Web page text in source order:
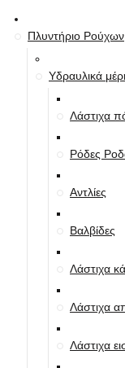
Πλυντήριο Ρούχων
Υδραυλικά
Λάστιχα
Ρόδες
Αντλίες
Βαλβίδες
Λάστιχα
Λάστιχα
Λάστιχα